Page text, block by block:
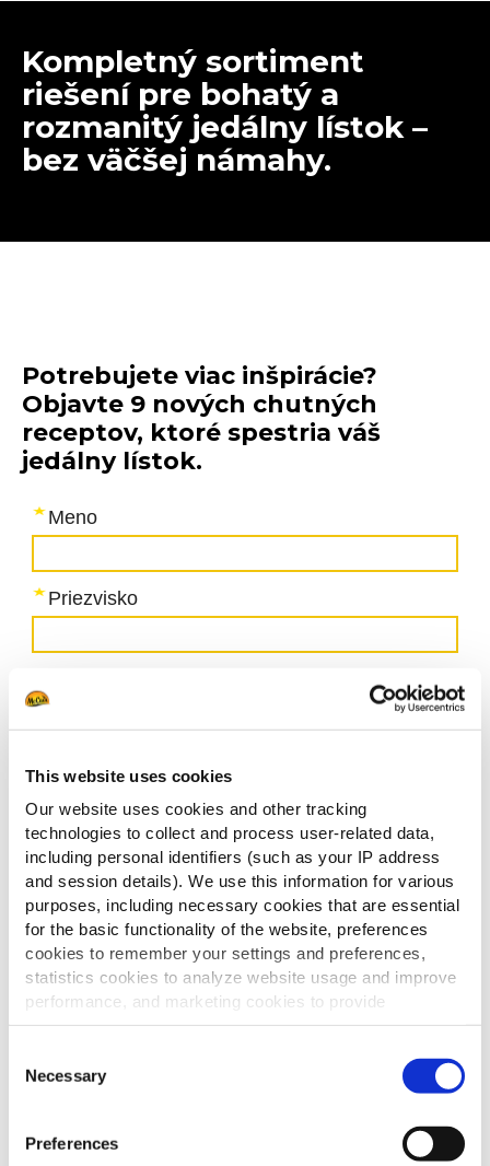
This website uses cookies
Our website uses cookies and other tracking
technologies to collect and process user-related data,
including personal identifiers (such as your IP address
and session details). We use this information for various
purposes, including necessary cookies that are essential
for the basic functionality of the website, preferences
cookies to remember your settings and preferences,
statistics cookies to analyze website usage and improve
performance, and marketing cookies to provide
personalized content and advertising.
By clicking 'Allow all cookies', you consent to the use of
all cookies. If you'd like to customize your preferences,
you can do so by clicking the options below and selecting
'Allow selection.'
Selection
Necessary
Preferences
Kompletný sortiment
riešení pre bohatý a
rozmanitý jedálny lístok –
bez väčšej námahy.
Potrebujete viac inšpirácie?
Objavte 9 nových chutných
receptov, ktoré spestria váš
jedálny lístok.